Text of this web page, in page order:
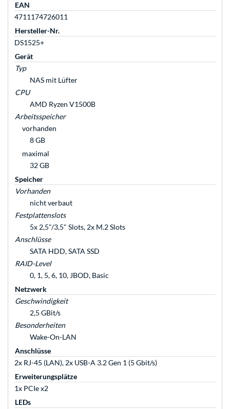
EAN
4711174726011
Hersteller-Nr.
DS1525+
Gerät
Typ
NAS mit Lüfter
CPU
AMD Ryzen V1500B
Arbeitsspeicher
vorhanden
8 GB
maximal
32 GB
Speicher
Vorhanden
nicht verbaut
Festplattenslots
5x 2,5"/3,5" Slots, 2x M.2 Slots
Anschlüsse
SATA HDD, SATA SSD
RAID-Level
0, 1, 5, 6, 10, JBOD, Basic
Netzwerk
Geschwindigkeit
2,5 GBit/s
Besonderheiten
Wake-On-LAN
Anschlüsse
2x RJ-45 (LAN), 2x USB-A 3.2 Gen 1 (5 Gbit/s)
Erweiterungsplätze
1x PCIe x2
LEDs